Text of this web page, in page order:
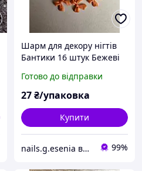
Шарм для декору нігтів
Бантики 16 штук Бежеві
Готово до відправки
27₴/упаковка
Купити
nails.g.esenia все для манікюру 99%